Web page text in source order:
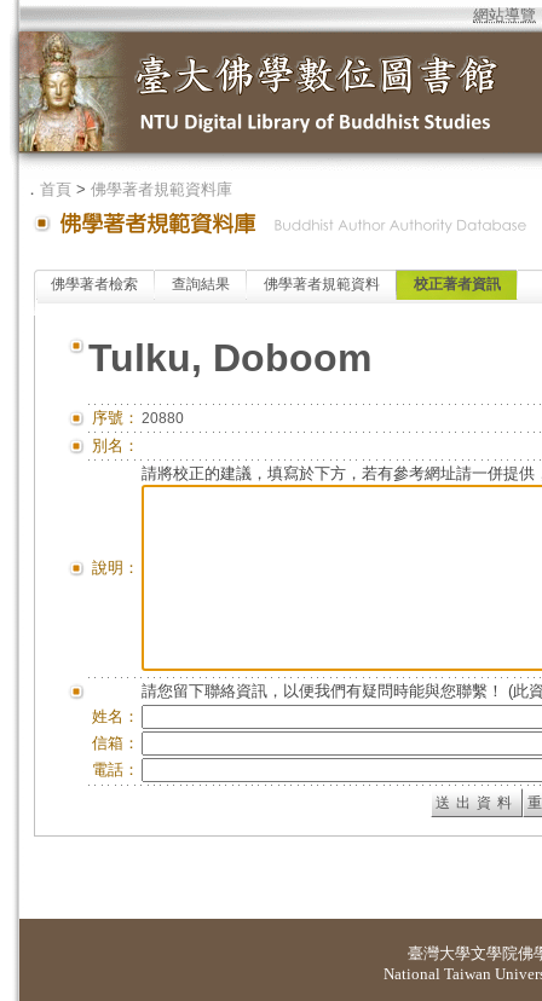
網站導覽
． 首頁 > 佛學著者規範資料庫
佛學著者檢索 查詢結果 佛學著者規範資料 校正著者資訊
Tulku, Doboom
序號： 20880
別名：
說明：
請將校正的建議，填寫於下方，若有參考網址請一併提供
請您留下聯絡資訊，以便我們有疑問時能與您聯繫！ (此
姓名：
信箱：
電話：
臺灣大學文學院佛
National Taiwan